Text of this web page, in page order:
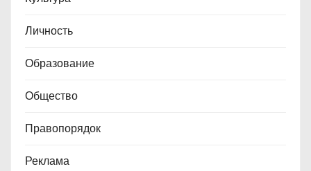
е
Личность
Образование
Общество
Правопорядок
Реклама